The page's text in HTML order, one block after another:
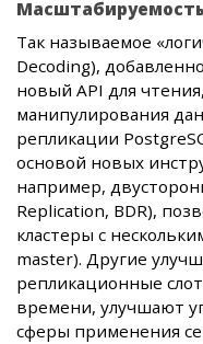
Масштабируемость
Так называемое
Decoding),
новый API для
манипулирования
репликации
основой новых
например,
Replication, BDR),
кластеры с
master). Другие
репликационные
времени, улучшают
сферы применения